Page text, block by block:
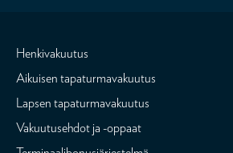
Henkivakuutus
Aikuisen tapaturmavakuutus
Lapsen tapaturmavakuutus
Vakuutusehdot ja -oppaat